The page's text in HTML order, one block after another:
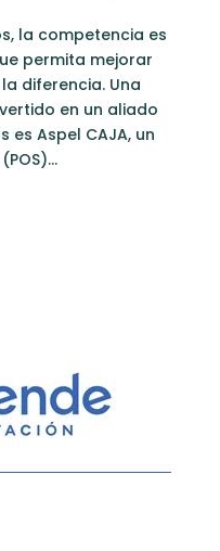
la competencia es
permita mejorar
diferencia. Una
en un aliado
Aspel CAJA, un